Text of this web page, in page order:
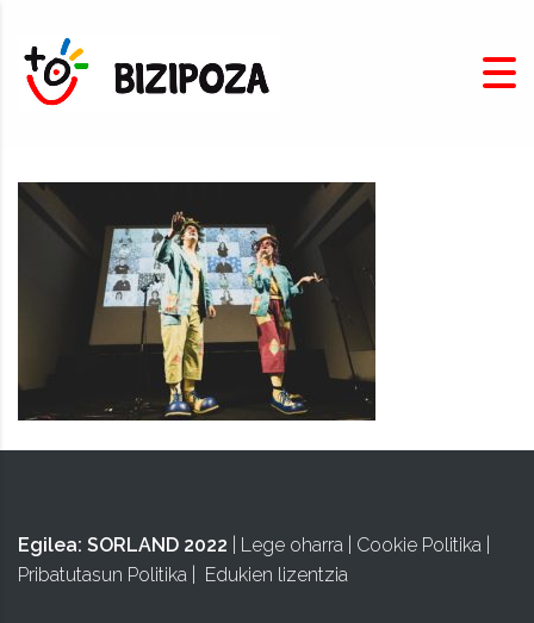
Egilea: SORLAND 2022 Lege oharra Cookie Politika
Pribatutasun Politika
Edukien lizentzia